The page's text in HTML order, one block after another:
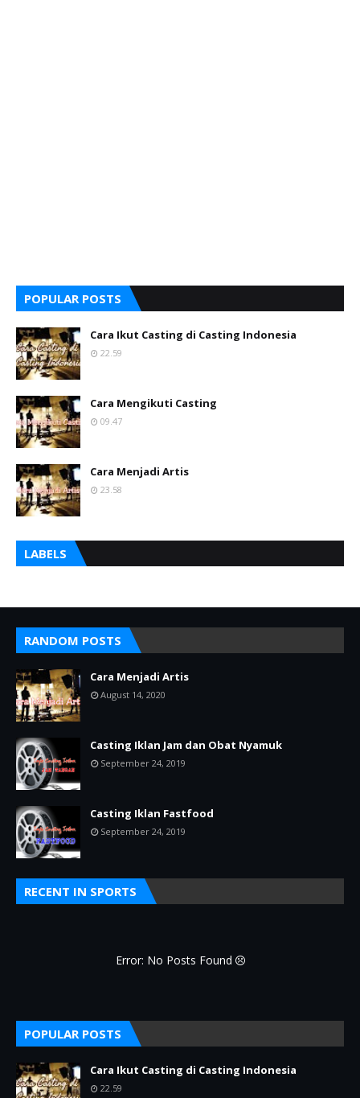
POPULAR POSTS
Cara Ikut Casting di Casting Indonesia
22.59
Cara Mengikuti Casting
09.47
Cara Menjadi Artis
23.58
LABELS
RANDOM POSTS
Cara Menjadi Artis
August 14, 2020
Casting Iklan Jam dan Obat Nyamuk
September 24, 2019
Casting Iklan Fastfood
September 24, 2019
RECENT IN SPORTS
Error: No Posts Found
POPULAR POSTS
Cara Ikut Casting di Casting Indonesia
22.59